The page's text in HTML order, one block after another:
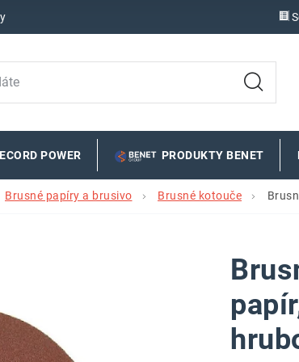
POWER PRODUKTY BENET
Brusné papíry a brusivo Brusné kotouče